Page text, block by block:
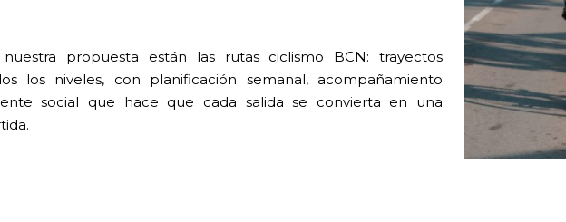
propuesta están las rutas ciclismo BCN: trayectos
los niveles, con planificación semanal, acompañamiento
social que hace que cada salida se convierta en una